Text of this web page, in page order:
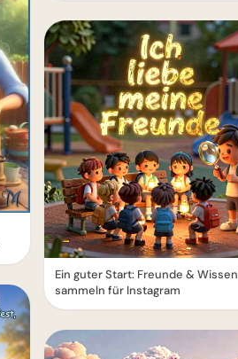
Ein guter Start: Freunde & Wissen
sammeln für Instagram